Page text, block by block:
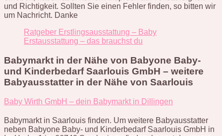
und Richtigkeit. Sollten Sie einen Fehler finden, so bitten wir
um Nachricht. Danke
Ratgeber Erstlingsausstattung – Baby
Erstausstattung – das brauchst du
Babymarkt in der Nähe von Babyone Baby-
und Kinderbedarf Saarlouis GmbH – weitere
Babyausstatter in der Nähe von Saarlouis
Baby Wirth GmbH – dein Babymarkt in Dillingen
Babymarkt in Saarlouis finden. Um weitere Babyausstatter
neben Babyone Baby- und Kinderbedarf Saarlouis GmbH in